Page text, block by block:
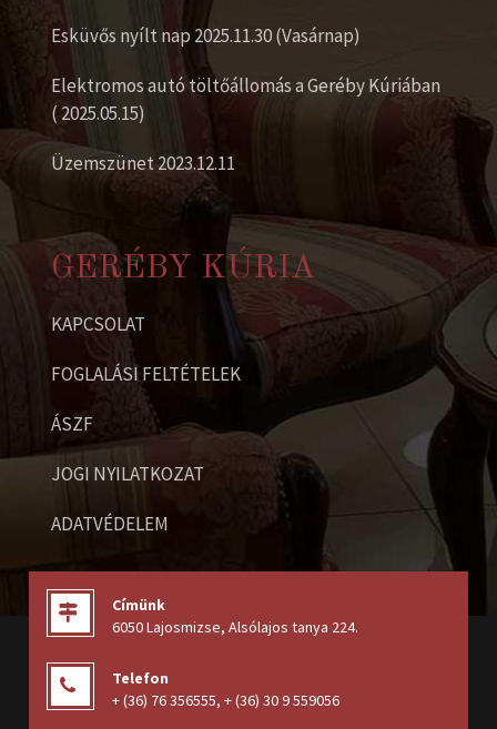
Esküvős nyílt nap 2025.11.30 (Vasárnap)
Elektromos autó töltőállomás a Geréby Kúriában
( 2025.05.15)
Üzemszünet 2023.12.11
GERÉBY KÚRIA
KAPCSOLAT
FOGLALÁSI FELTÉTELEK
ÁSZF
JOGI NYILATKOZAT
ADATVÉDELEM
Címünk
6050 Lajosmizse, Alsólajos tanya 224.
Telefon
+ (36) 76 356555, + (36) 30 9 559056